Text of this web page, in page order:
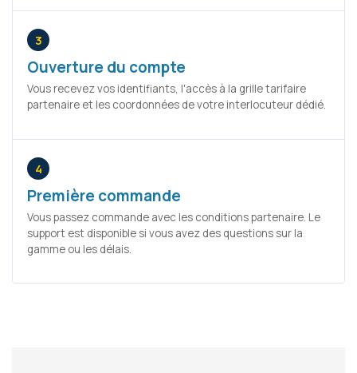
3
Ouverture du compte
Vous recevez vos identifiants, l'accès à la grille tarifaire
partenaire et les coordonnées de votre interlocuteur dédié.
4
Première commande
Vous passez commande avec les conditions partenaire. Le
support est disponible si vous avez des questions sur la
gamme ou les délais.